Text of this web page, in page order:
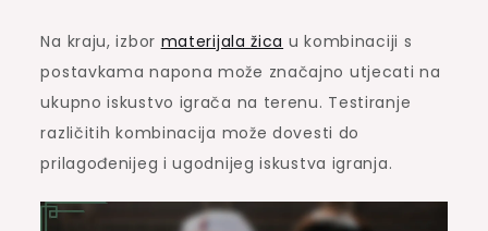
Na kraju, izbor materijala žica u kombinaciji s
postavkama napona može značajno utjecati na
ukupno iskustvo igrača na terenu. Testiranje
različitih kombinacija može dovesti do
prilagođenijeg i ugodnijeg iskustva igranja.